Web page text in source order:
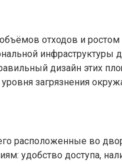
отходов и ростом
инфраструктуры
дизайн этих
загрязнения
расположенные во
удобство доступа,